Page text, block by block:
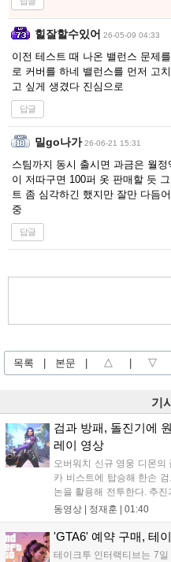
힐잘할수있어 26-05-09 04:33
이전 테스트 때 나온 밸런스 문제
로 커버를 하네 밸런스를 먼저 고
고 싶게 생겼다 진심으로
답글
밀go나가 26-06-21 15:31
스팀까지 동시 출시면 과금은 월
이 저따구면 100퍼 옷 판매할 듯
트 좀 심각하긴 했지만 잘만 다듬
중
답글
목록 | 본문 | △ | ▽
기
검과 방패, 돌진기에
레이 영상
오버워치 신규 영웅 디몬
카 비스트에 탑승해 한손
논을 활용해 전투한다. 추
보유했고, 메카 파괴 시 맨
출시될 예정이다....
동영상 | 정재훈 | 01:40
'GTA6' 예약 구매, 테
테이크투 인터랙티브는 7